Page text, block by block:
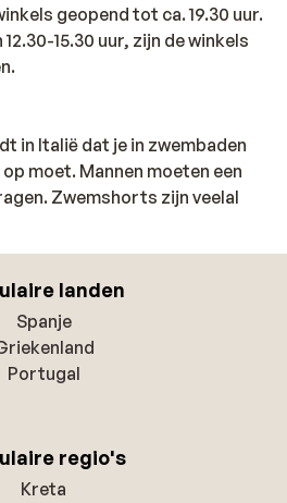
geopend tot ca. 19.30 uur.
15.30 uur, zijn de winkels
in Italië dat je in zwembaden
moet. Mannen moeten een
Zwemshorts zijn veelal
landen
Spanje
Portugal
regio's
Kreta